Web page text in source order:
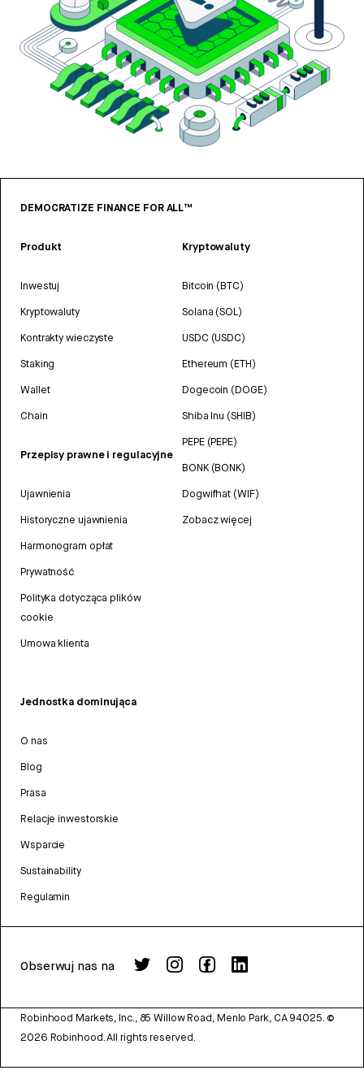
DEMOCRATIZE FINANCE FOR ALL™
Produkt
Inwestuj
Kryptowaluty
Kontrakty wieczyste
Staking
Wallet
Chain
Przepisy prawne i regulacyjne
Ujawnienia
Historyczne ujawnienia
Harmonogram opłat
Prywatność
Polityka dotycząca plików
cookie
Umowa klienta
Kryptowaluty
Bitcoin (BTC)
Solana (SOL)
USDC (USDC)
Ethereum (ETH)
Dogecoin (DOGE)
Shiba Inu (SHIB)
PEPE (PEPE)
BONK (BONK)
Dogwifhat (WIF)
Zobacz więcej
Jednostka dominująca
O nas
Blog
Prasa
Relacje inwestorskie
Wsparcie
Sustainability
Regulamin
Obserwuj nas na
Robinhood Markets, Inc., 85 Willow Road, Menlo Park, CA 94025. ©
2026 Robinhood. All rights reserved.